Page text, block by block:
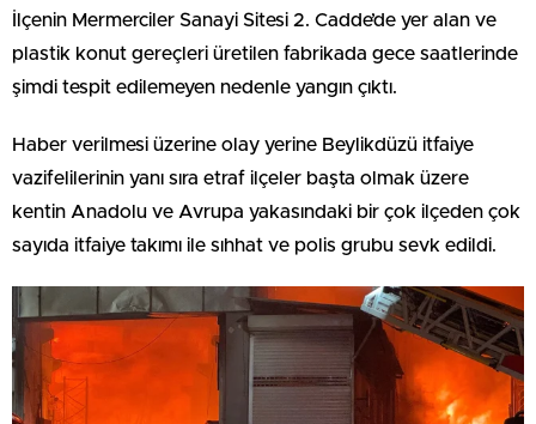
İlçenin Mermerciler Sanayi Sitesi 2. Cadde’de yer alan ve
plastik konut gereçleri üretilen fabrikada gece saatlerinde
şimdi tespit edilemeyen nedenle yangın çıktı.
Haber verilmesi üzerine olay yerine Beylikdüzü itfaiye
vazifelilerinin yanı sıra etraf ilçeler başta olmak üzere
kentin Anadolu ve Avrupa yakasındaki bir çok ilçeden çok
sayıda itfaiye takımı ile sıhhat ve polis grubu sevk edildi.